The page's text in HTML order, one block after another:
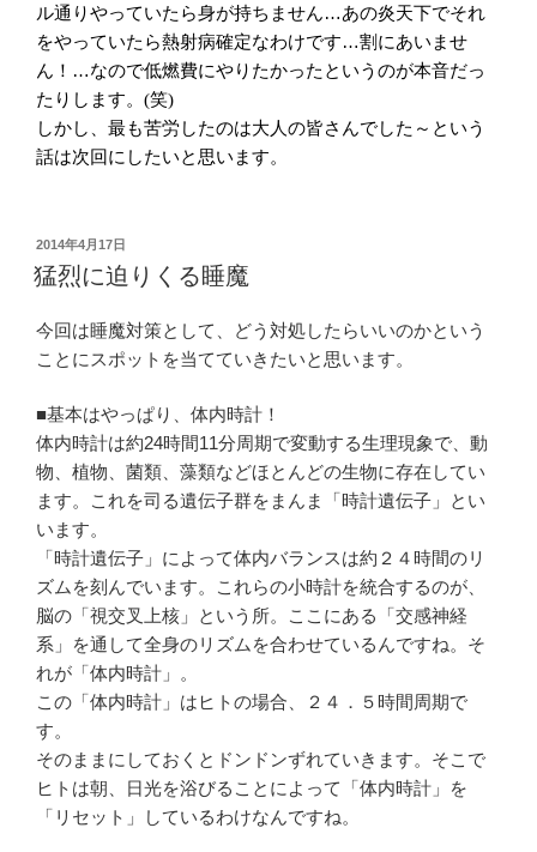
ル通りやっていたら身が持ちません…あの炎天下でそれ
をやっていたら熱射病確定なわけです…割にあいませ
ん！…なので低燃費にやりたかったというのが本音だっ
たりします。 (笑)
しかし、最も苦労したのは大人の皆さんでした～という
話は次回にしたいと思います。
投
稿
日:
2014年4月17日
猛烈に迫りくる睡魔
今回は睡魔対策として、どう対処したらいいのかという
ことにスポットを当てていきたいと思います。
■基本はやっぱり、体内時計！
体内時計は約24時間11分周期で変動する生理現象で、動
物、植物、菌類、藻類などほとんどの生物に存在してい
ます。これを司る遺伝子群をまんま「時計遺伝子」とい
います。
「時計遺伝子」によって体内バランスは約２４時間のリ
ズムを刻んでいます。これらの小時計を統合するのが、
脳の「視交叉上核」という所。ここにある「交感神経
系」を通して全身のリズムを合わせているんですね。そ
れが「体内時計」。
この「体内時計」はヒトの場合、２４．５時間周期で
す。
そのままにしておくとドンドンずれていきます。そこで
ヒトは朝、日光を浴びることによって「体内時計」を
「リセット」しているわけなんですね。